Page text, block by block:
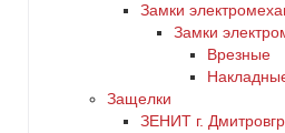
Замки
Замки
Врезные
Защелки
ЗЕНИТ г.